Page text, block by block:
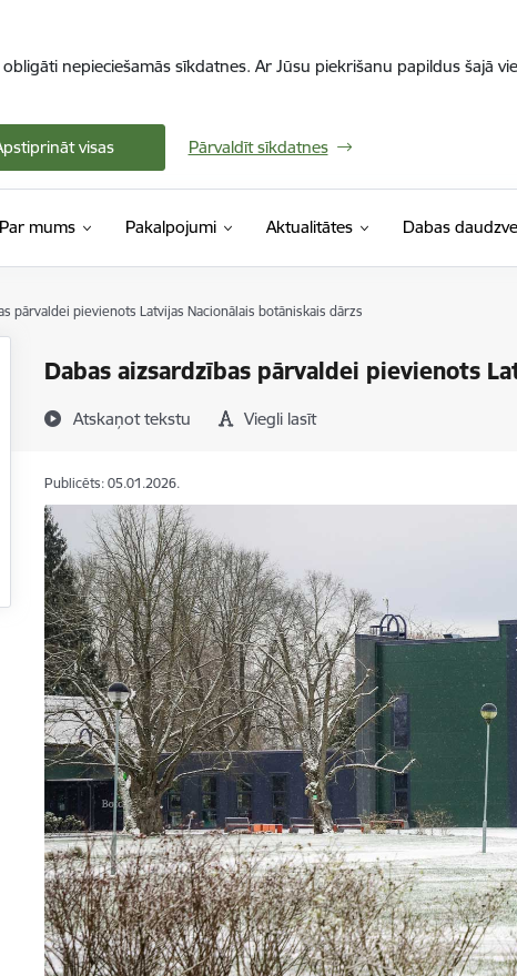
nepieciešamās sīkdatnes. Ar Jūsu piekrišanu papildus šajā
visas Pārvaldīt sīkdatnes
Par mums Pakalpojumi Aktualitātes Dabas
pārvaldei pievienots Latvijas Nacionālais botāniskais dārzs
Dabas aizsardzības pārvaldei pievienots
Atskaņot tekstu Viegli lasīt
Publicēts: 05.01.2026.